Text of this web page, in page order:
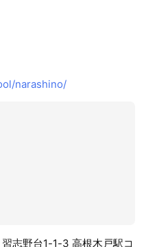
narashino/
志野台1-1-3 高根木戸駅コ